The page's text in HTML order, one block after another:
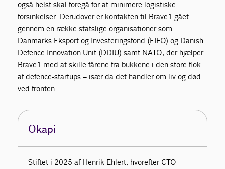
også helst skal foregå for at minimere logistiske
forsinkelser. Derudover er kontakten til Brave1 gået
gennem en række statslige organisationer som
Danmarks Eksport og Investeringsfond (EIFO) og Danish
Defence Innovation Unit (DDIU) samt NATO, der hjælper
Brave1 med at skille fårene fra bukkene i den store flok
af defence-startups – især da det handler om liv og død
ved fronten.
Okapi
Stiftet i 2025 af Henrik Ehlert, hvorefter CTO